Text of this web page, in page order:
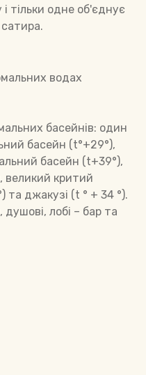
тільки одне об'єднує
водах
басейнів: один
басейн (t°+29°),
басейн (t+39°),
великий критий
та джакузі (t ° + 34 °).
душові, лобі – бар та